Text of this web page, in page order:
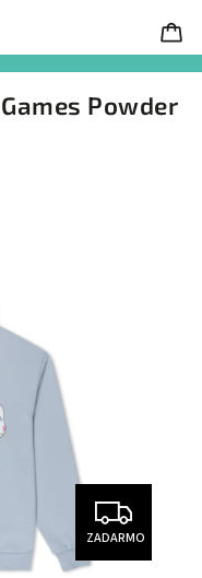
Powder
ZADARMO